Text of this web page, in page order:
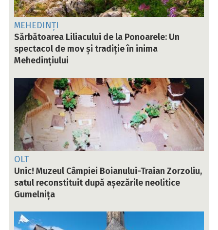
MEHEDINȚI
Sărbătoarea Liliacului de la Ponoarele: Un
spectacol de mov și tradiție în inima
Mehedințiului
OLT
Unic! Muzeul Câmpiei Boianului-Traian Zorzoliu,
satul reconstituit după așezările neolitice
Gumelnița